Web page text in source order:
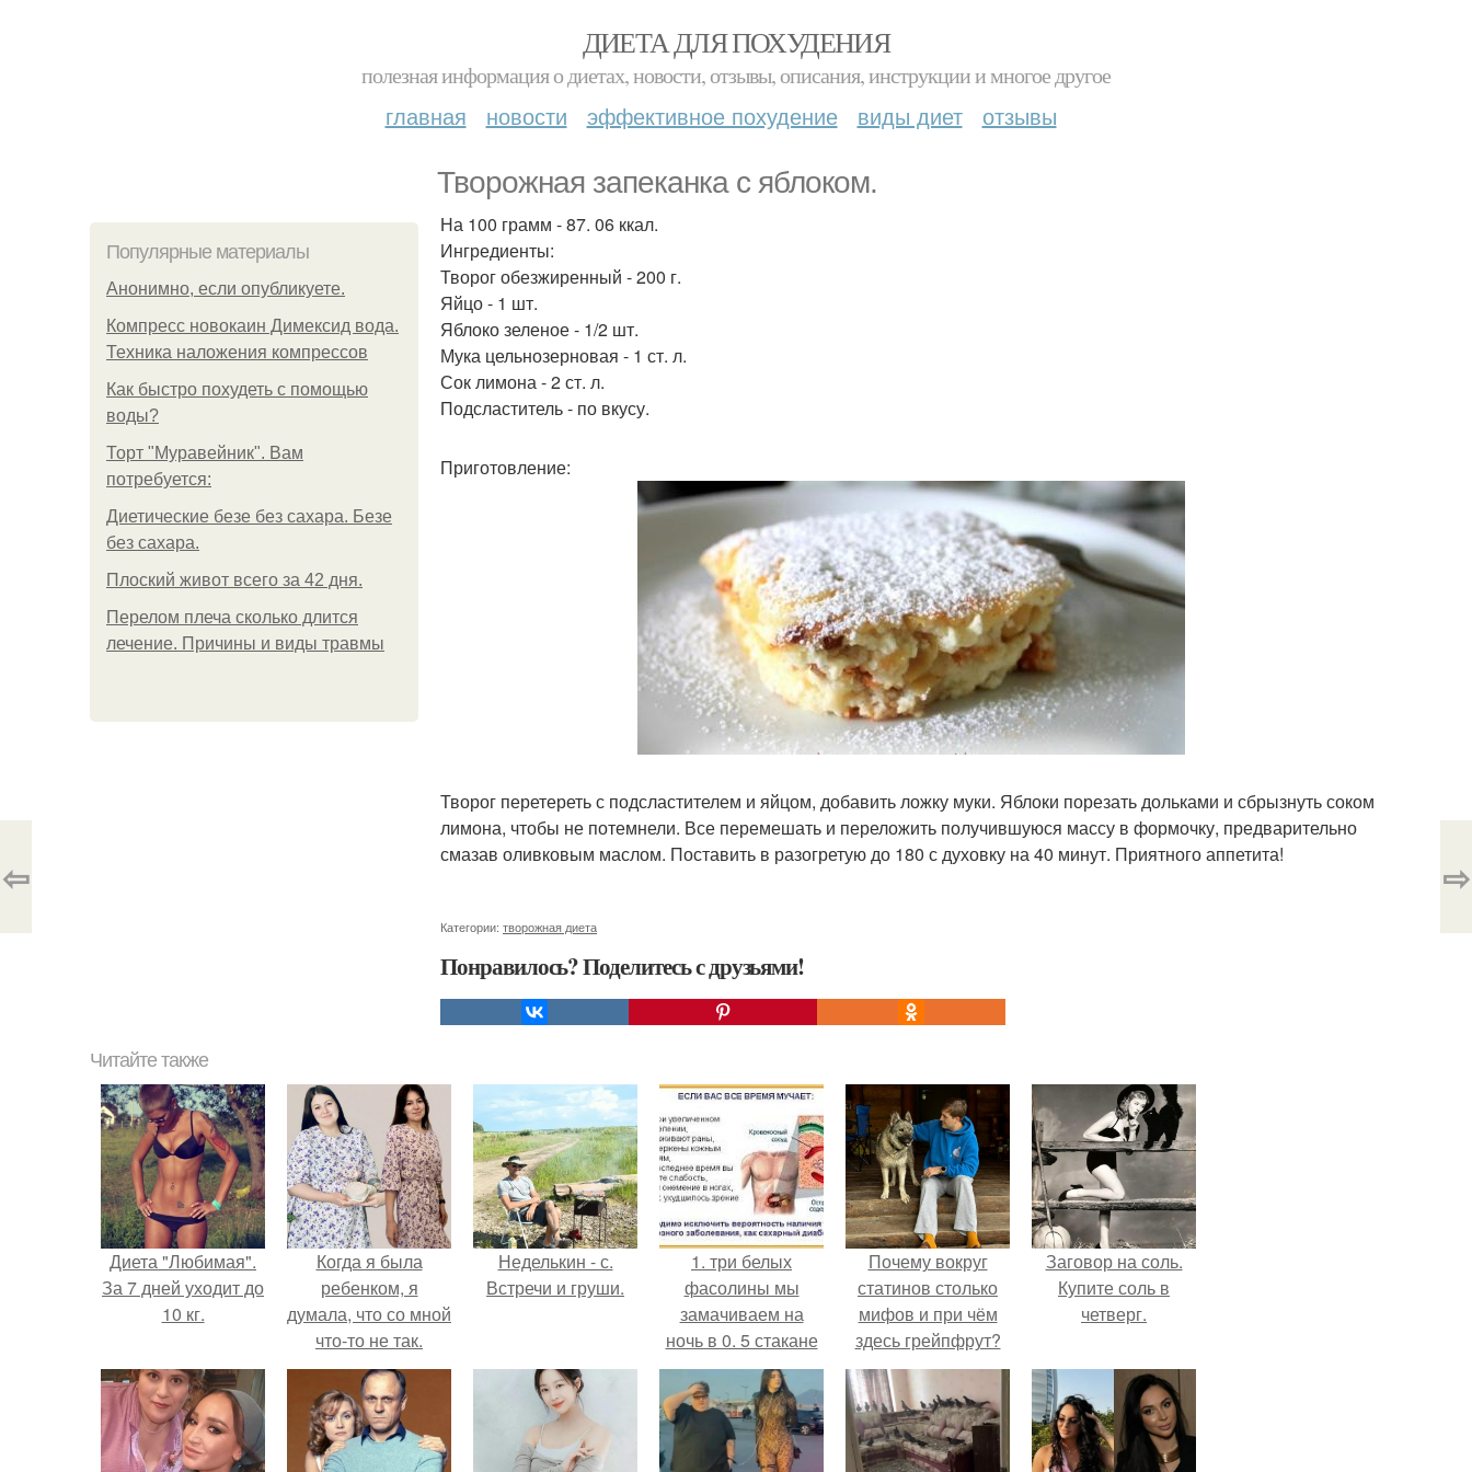
ДИЕТА ДЛЯ ПОХУДЕНИЯ
полезная информация о диетах, новости, отзывы, описания, инструкции и многое другое
главная новости эффективное похудение виды диет отзывы
Творожная запеканка с яблоком.
Популярные материалы
Анонимно, если опубликуете.
Компресс новокаин Димексид вода.
Техника наложения компрессов
Как быстро похудеть с помощью
воды?
Торт "Муравейник". Вам
потребуется:
Диетические безе без сахара. Безе
без сахара.
Плоский живот всего за 42 дня.
Перелом плеча сколько длится
лечение. Причины и виды травмы
На 100 грамм - 87. 06 ккал.
Ингредиенты:
Творог обезжиренный - 200 г.
Яйцо - 1 шт.
Яблоко зеленое - 1/2 шт.
Мука цельнозерновая - 1 ст. л.
Сок лимона - 2 ст. л.
Подсластитель - по вкусу.
Приготовление:
Творог перетереть с подсластителем и яйцом, добавить ложку муки. Яблоки порезать дольками и сбрызнуть соком
лимона, чтобы не потемнели. Все перемешать и переложить получившуюся массу в формочку, предварительно
смазав оливковым маслом. Поставить в разогретую до 180 с духовку на 40 минут. Приятного аппетита!
Категории: творожная диета
Понравилось? Поделитесь с друзьями!
⇦ ⇨
Читайте также
Диета "Любимая".
За 7 дней уходит до
10 кг.
Когда я была
ребенком, я
думала, что со мной
что-то не так.
Неделькин - с.
Встречи и груши.
1. три белых
фасолины мы
замачиваем на
ночь в 0. 5 стакане
холодной
кипяченой воды.
Почему вокруг
статинов столько
мифов и при чём
здесь грейпфрут?
Заговор на соль.
Купите соль в
четверг.